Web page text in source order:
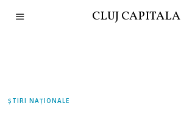
CLUJ CAPITALA
ȘTIRI NAȚIONALE